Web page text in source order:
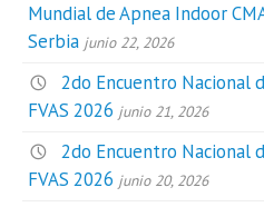
Mundial de Apnea Indoor
Serbia junio 22, 2026
2do Encuentro Nacional
FVAS 2026 junio 21, 2026
2do Encuentro Nacional
FVAS 2026 junio 20, 2026